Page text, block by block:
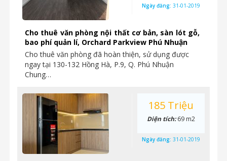
Cho thuê văn phòng nội thất cơ bản, sàn lót gỗ,
bao phí quản lí, Orchard Parkview Phú Nhuận
Cho thuê văn phòng đã hoàn thiện, sử dụng được
ngay tại 130-132 Hồng Hà, P.9, Q. Phú Nhuận
Chung…
Ngày đăng: 31-01-2019
185 Triệu
Diện tích:69 m2
Ngày đăng: 31-01-2019